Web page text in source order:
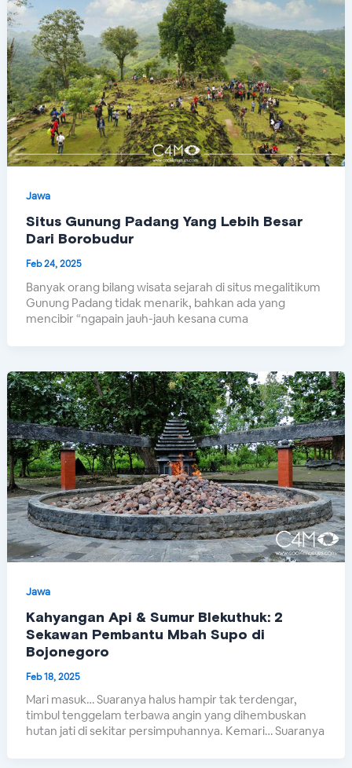
Jawa
Situs Gunung Padang Yang Lebih Besar
Dari Borobudur
Feb 24, 2025
Banyak orang bilang wisata sejarah di situs megalitikum
Gunung Padang tidak menarik, bahkan ada yang
mencibir “ngapain jauh-jauh kesana cuma
Jawa
Kahyangan Api & Sumur Blekuthuk: 2
Sekawan Pembantu Mbah Supo di
Bojonegoro
Feb 18, 2025
Mari masuk… Suaranya halus hampir tak terdengar,
timbul tenggelam terbawa angin yang dihembuskan
hutan jati di sekitar persimpuhannya. Kemari… Suaranya